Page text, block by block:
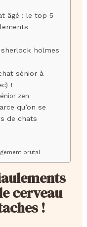
âgé : le top 5
holmes
sénior à
!
zen
qu’on se
de chats
brutal
cerveau
!